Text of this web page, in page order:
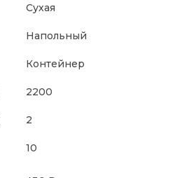
Сухая
Напольный
Контейнер
2200
2
10